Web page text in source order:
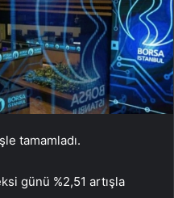
tamamladı.
günü %2,51 artışla